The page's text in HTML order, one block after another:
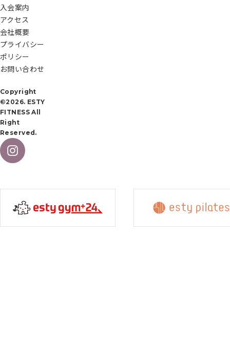
入会案内
アクセス
会社概要
プライバシー
ポリシー
お問い合わせ
Copyright
©2026. ESTY
FITNESS All
Right
Reserved.